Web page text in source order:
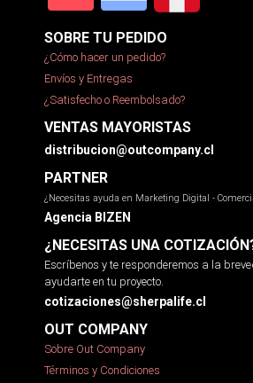
SOBRE TU PEDIDO
¿Cómo hacer un pedido?
Envíos y Entregas
¿Satisfecho o Reembolsado?
VENTAS MAYORISTAS
distribucion@outcompany.cl
PARTNER
¿Necesitas ayuda en Marketing Digital -
Agencia BIZEN
¿NECESITAS UNA
Escríbenos y te responderemos a la
ayudarte en tu proyecto.
cotizaciones@sherpalife.cl
OUT COMPANY
Sobre Out Company
Términos y Condiciones